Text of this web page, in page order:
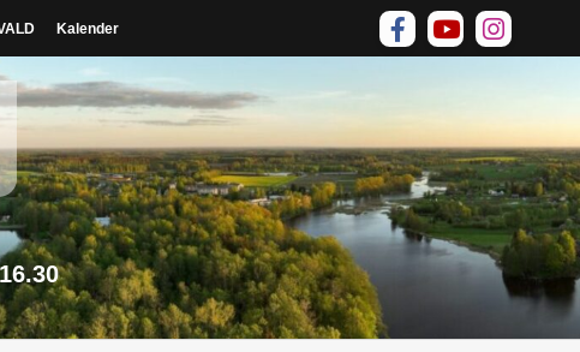
Kalender